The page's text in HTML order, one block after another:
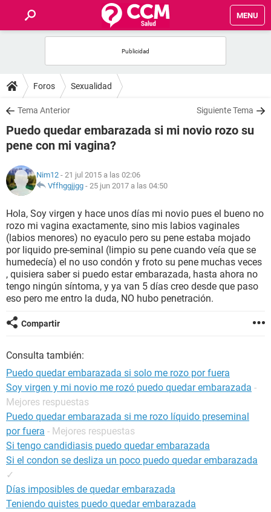
MENU
FOROS
SALUD
NUTRICIÓN
SEXUALIDAD
GLOSARIO
Foros Sexualidad
Tema Anterior Siguiente Tema
Puedo quedar embarazada si mi novio rozo su
pene con mi vagina?
Nim12 - 21 jul 2015 a las 02:06
Vffhggjjgg - 25 jun 2017 a las 04:50
Hola, Soy virgen y hace unos días mi novio pues el bueno no
rozo mi vagina exactamente, sino mis labios vaginales
(labios menores) no eyaculo pero su pene estaba mojado
por liquido pre-seminal (limpio su pene cuando veía que se
humedecía) el no uso condón y froto su pene muchas veces
, quisiera saber si puedo estar embarazada, hasta ahora no
tengo ningún síntoma, y ya van 5 días creo desde que paso
eso pero me entro la duda, NO hubo penetración.
Compartir
Consulta también:
Puedo quedar embarazada si solo me rozo por fuera
Soy virgen y mi novio me rozó puedo quedar embarazada -
Mejores respuestas
Puedo quedar embarazada si me rozo líquido preseminal
por fuera - Mejores respuestas
Si tengo candidiasis puedo quedar embarazada
Si el condon se desliza un poco puedo quedar embarazada
✓
Días imposibles de quedar embarazada
Teniendo quistes puedo quedar embarazada